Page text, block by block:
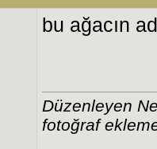
bu ağacın
Düzenleyen
fotoğraf